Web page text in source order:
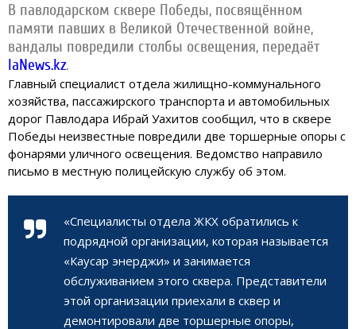
В павлодарском сквере Победы, посвящённом
памяти павших в Великой Отечественной войне,
вандалы повредили столбы освещения, передаёт
IaNews.kz.
Главный специалист отдела жилищно-коммунального
хозяйства, пассажирского транспорта и автомобильных
дорог Павлодара Ибрай Уахитов сообщил, что в сквере
Победы неизвестные повредили две торшерные опоры с
фонарями уличного освещения. Ведомство направило
письмо в местную полицейскую службу об этом.
«Специалисты отдела ЖКХ обратились к
подрядной организации, которая называется
«Каусар энерджи» и занимается
обслуживанием этого сквера. Представители
этой организации приехали в сквер и
демонтировали две торшерные опоры,